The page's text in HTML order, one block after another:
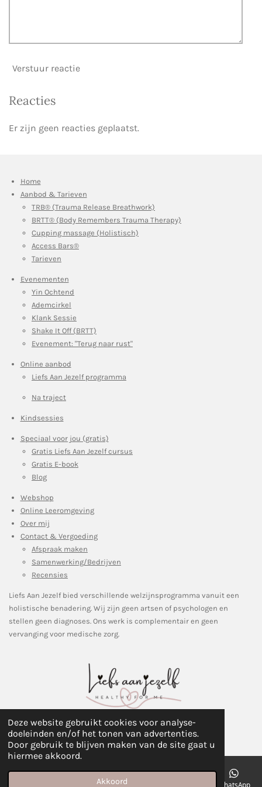
Deze website gebruikt cookies voor analyse-
doeleinden en/of het tonen van advertenties.
Door gebruik te blijven maken van de site gaat u
hiermee akkoord.
Akkoord
Verstuur reactie
Reacties
Er zijn geen reacties geplaatst.
Home
Aanbod & Tarieven
TRB® (Trauma Release Breathwork)
BRTT® (Body Remembers Trauma Therapy)
Cupping massage (Holistisch)
Access Bars®
Tarieven
Evenementen
Yin Ochtend
Ademcirkel
Klank Sessie
Shake It Off (BRTT)
Evenement: "Terug naar rust"
Online aanbod
Liefs Aan Jezelf programma
Na traject
Kindsessies
Speciaal voor jou (gratis)
Gratis Liefs Aan Jezelf cursus
Gratis E-book
Blog
Webshop
Online Leeromgeving
Over mij
Contact & Vergoeding
Afspraak maken
Samenwerking/Bedrijven
Recensies
Liefs Aan Jezelf bied verschillende welzijnsprogramma vanuit een
holistische benadering. Wij zijn geen artsen of psychologen en
stellen geen diagnoses. Ons werk is complementair en geen
vervanging voor medische zorg.
©Copyright 2018 Healthyforme
Telefoonnummer WhatsApp